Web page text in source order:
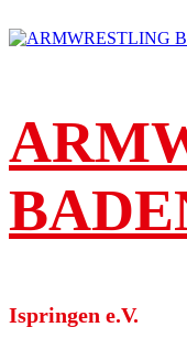
Inhalt
Ispringen e.V.